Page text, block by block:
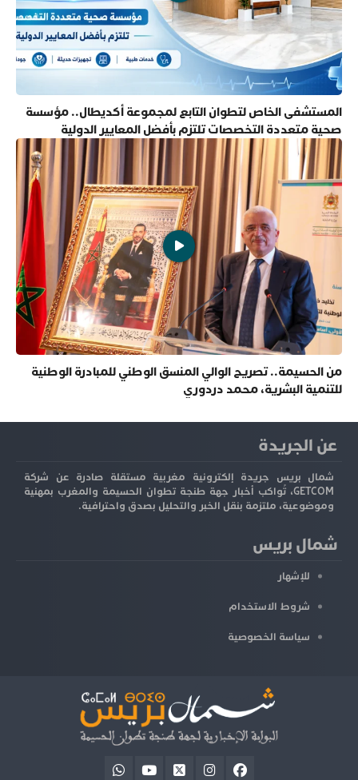
المستشفى الخاص لتطوان التابع لمجموعة أكديطال.. مؤسسة
صحية متعددة التخصصات تلتزم بأفضل المعايير الدولية
من الحسيمة.. تصريح الوالي المنسق الوطني للمبادرة الوطنية
للتنمية البشرية، محمد دردوري
عن الجريدة
شمال بريس جريدة إلكترونية مغربية مستقلة صادرة عن شركة
GETCOM، تُواكب أخبار جهة طنجة تطوان الحسيمة والمغرب بمهنية
وموضوعية، ملتزمة بنقل الخبر والتحليل بصدق واحترافية.
شمال بريس
للإشهار
شروط الاستخدام
سياسة الخصوصية